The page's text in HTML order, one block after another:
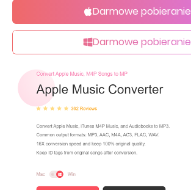
Darmowe pobieranie
Darmowe pobieranie